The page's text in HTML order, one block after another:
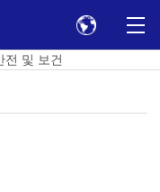
전 및 보건